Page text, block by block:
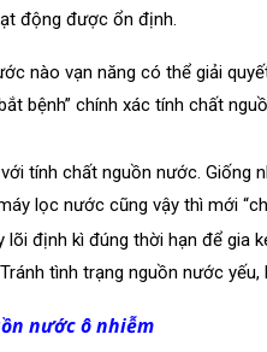
động được ổn định.
nào vạn năng có thể giải
bệnh” chính xác tính chất
tính chất nguồn nước. Giống
lọc nước cũng vậy thì mới
lõi định kì đúng thời hạn để gia
tình trạng nguồn nước
nước ô nhiễm